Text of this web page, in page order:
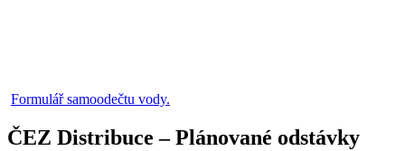
Formulář samoodečtu vody.
ČEZ Distribuce – Plánované odstávky